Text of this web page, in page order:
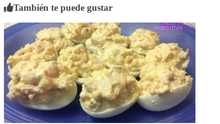
También te puede gustar